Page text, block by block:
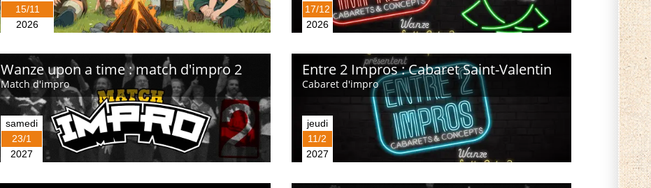
15/11
2026
17/12
2026
Wanze upon a time : match d'impro 2
Match d'impro
samedi
23/1
2027
Entre 2 Impros : Cabaret Saint-Valentin
Cabaret d'impro
jeudi
11/2
2027